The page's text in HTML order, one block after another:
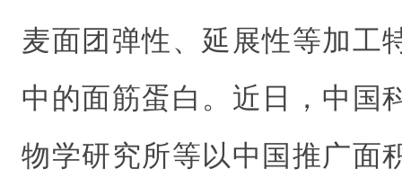
麦面团弹性、延展性等加工
中的面筋蛋白。近日，中国
物学研究所等以中国推广面